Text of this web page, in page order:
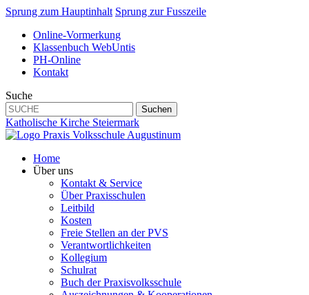
Sprung zum Hauptinhalt Sprung zur Fusszeile
Online-Vormerkung
Klassenbuch WebUntis
PH-Online
Kontakt
Suche
Suchen
Katholische Kirche Steiermark
Home
Über uns
Kontakt & Service
Über Praxisschulen
Leitbild
Kosten
Freie Stellen an der PVS
Verantwortlichkeiten
Kollegium
Schulrat
Buch der Praxisvolksschule